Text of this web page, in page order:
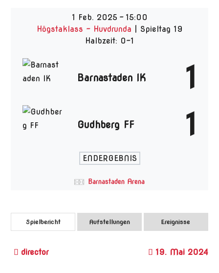
1 Feb. 2025 - 15:00
Högstaklass - Huvdrunda
| Spieltag 19
Halbzeit: 0-1
Barnastaden IK 1
Gudhberg FF 1
ENDERGEBNIS
Barnastaden Arena
Spielbericht Aufstellungen Ereignisse
19. Mai 2024